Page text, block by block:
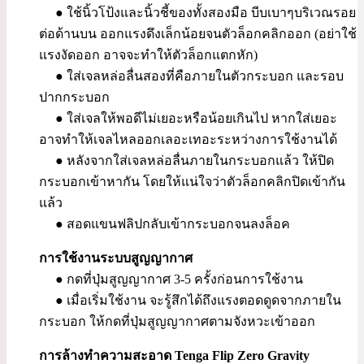
● ใช้นิ้วโป้งและนิ้วชี้ของทั้งสองมือ บีบเบาๆบริเวณรอย
ต่อด้านบน ออกแรงดึงเล็กน้อยจนตัวล็อกคลิกออก (อย่าใช้
แรงงัดออก อาจจะทำให้ตัวล็อกแตกหัก)
● ใส่เจลหล่อลื่นสองที่คือภายในตัวกระบอก และรอบ
ปากกระบอก
● ใส่เจลให้พอดีไม่เยอะหรือน้อยเกินไป หากใส่เยอะ
อาจทำให้เจลไหลออกเลอะเทอะระหว่างการใช้งานได้
● หลังจากใส่เจลหล่อลื่นภายในกระบอกแล้ว ให้ปิด
กระบอกเข้าหากัน โดยให้แน่ใจว่าตัวล็อกคลิกปิดเข้ากัน
แล้ว
● สอดแขนฟลิปกลับเข้ากระบอกจนลงล็อค
การใช้งานระบบสูญญากาศ
● กดที่ปุ่มสูญญากาศ 3-5 ครั้งก่อนการใช้งาน
● เมื่อเริ่มใช้งาน จะรู้สึกได้ถึงแรงตอดดูดจากภายใน
กระบอก ให้กดที่ปุ่มสูญญากาศตามจังหวะเข้าออก
การล้างทำความสะอาด Tenga Flip Zero Gravity